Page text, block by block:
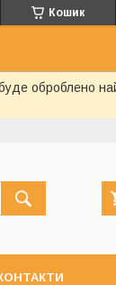
Кошик
буде оброблено